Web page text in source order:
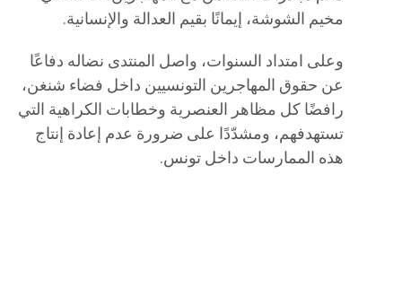
مخيم الشوشة، إيمانًا بقيم العدالة والإنسانية.
وعلى امتداد السنوات، واصل المنتدى نضاله دفاعًا
عن حقوق المهاجرين التونسيين داخل فضاء شنغن،
رافضًا كل مظاهر العنصرية وخطابات الكراهية التي
تستهدفهم، ومشدّدًا على ضرورة عدم إعادة إنتاج
هذه الممارسات داخل تونس.